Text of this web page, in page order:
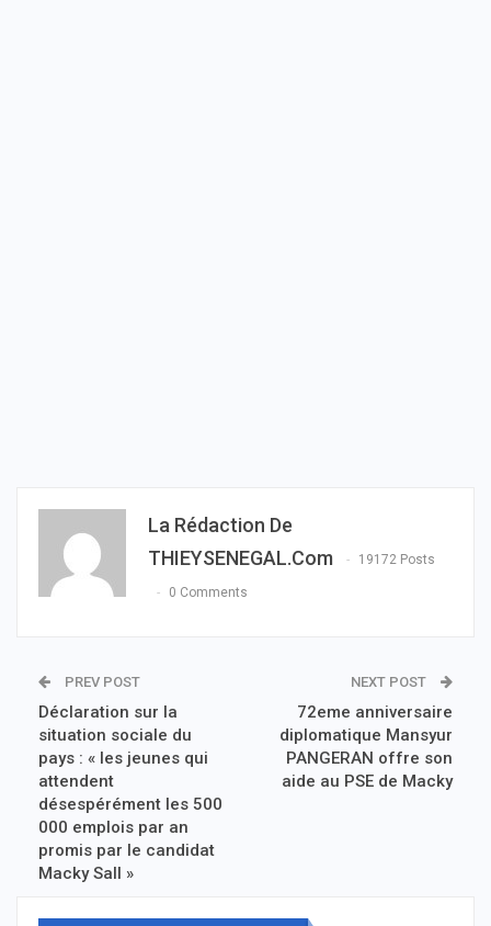
La Rédaction De
THIEYSENEGAL.com
19172 Posts
0 Comments
PREV POST
Déclaration sur la
situation sociale du
pays : « les jeunes qui
attendent
désespérément les 500
000 emplois par an
promis par le candidat
Macky Sall »
NEXT POST
72eme anniversaire
diplomatique Mansyur
PANGERAN offre son
aide au PSE de Macky